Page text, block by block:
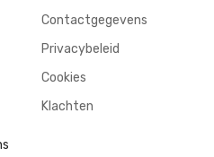
Contactgegevens
Privacybeleid
Cookies
Klachten